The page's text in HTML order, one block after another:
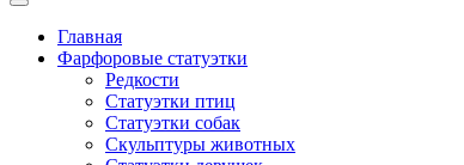
Главная
Фарфоровые статуэтки
Редкости
Cтатуэтки птиц
Cтатуэтки собак
Скульптуры животных